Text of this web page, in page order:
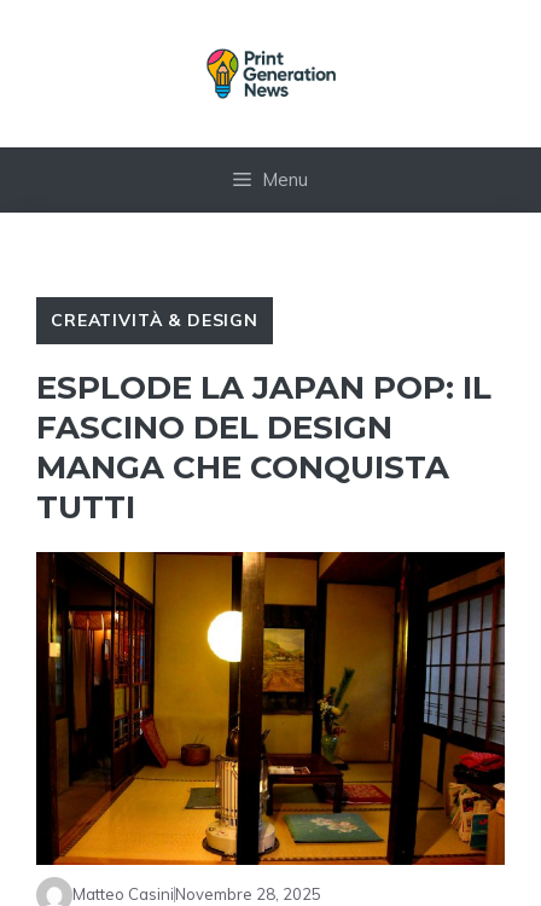
Menu
CREATIVITÀ & DESIGN
ESPLODE LA JAPAN POP: IL
FASCINO DEL DESIGN
MANGA CHE CONQUISTA
TUTTI
Matteo CasiniNovembre 28, 2025